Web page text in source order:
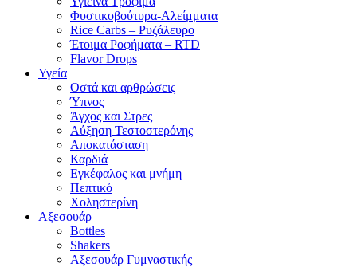
Φυστικοβούτυρα-Αλείμματα
Rice Carbs – Ρυζάλευρο
Έτοιμα Ροφήματα – RTD
Flavor Drops
Υγεία
Οστά και αρθρώσεις
Ύπνος
Άγχος και Στρες
Αύξηση Τεστοστερόνης
Αποκατάσταση
Καρδιά
Εγκέφαλος και μνήμη
Πεπτικό
Χοληστερίνη
Αξεσουάρ
Bottles
Shakers
Αξεσουάρ Γυμναστικής